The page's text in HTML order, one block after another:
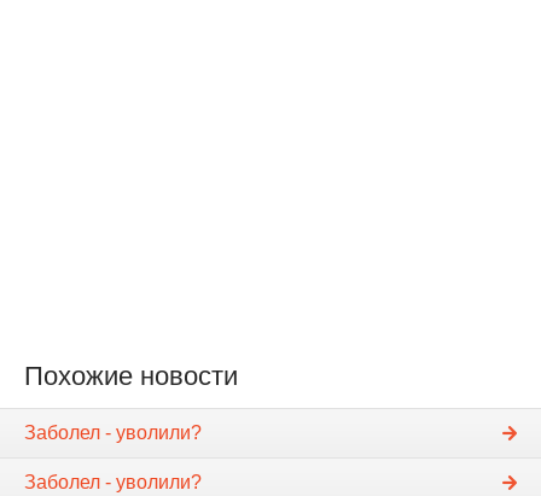
Похожие новости
Заболел - уволили?
Заболел - уволили?